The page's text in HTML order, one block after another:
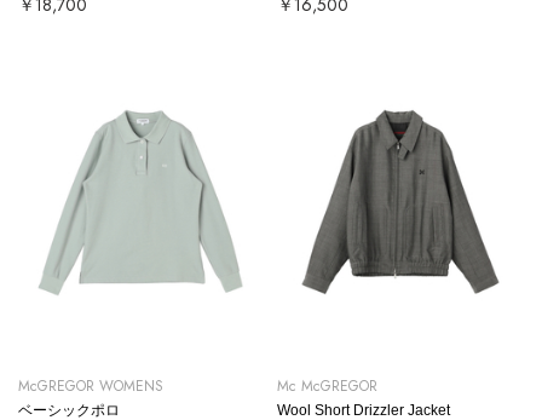
McGREGOR WOMENS
ベーシックポロ
Mc McGREGOR
Wool Short Drizzler Jacket